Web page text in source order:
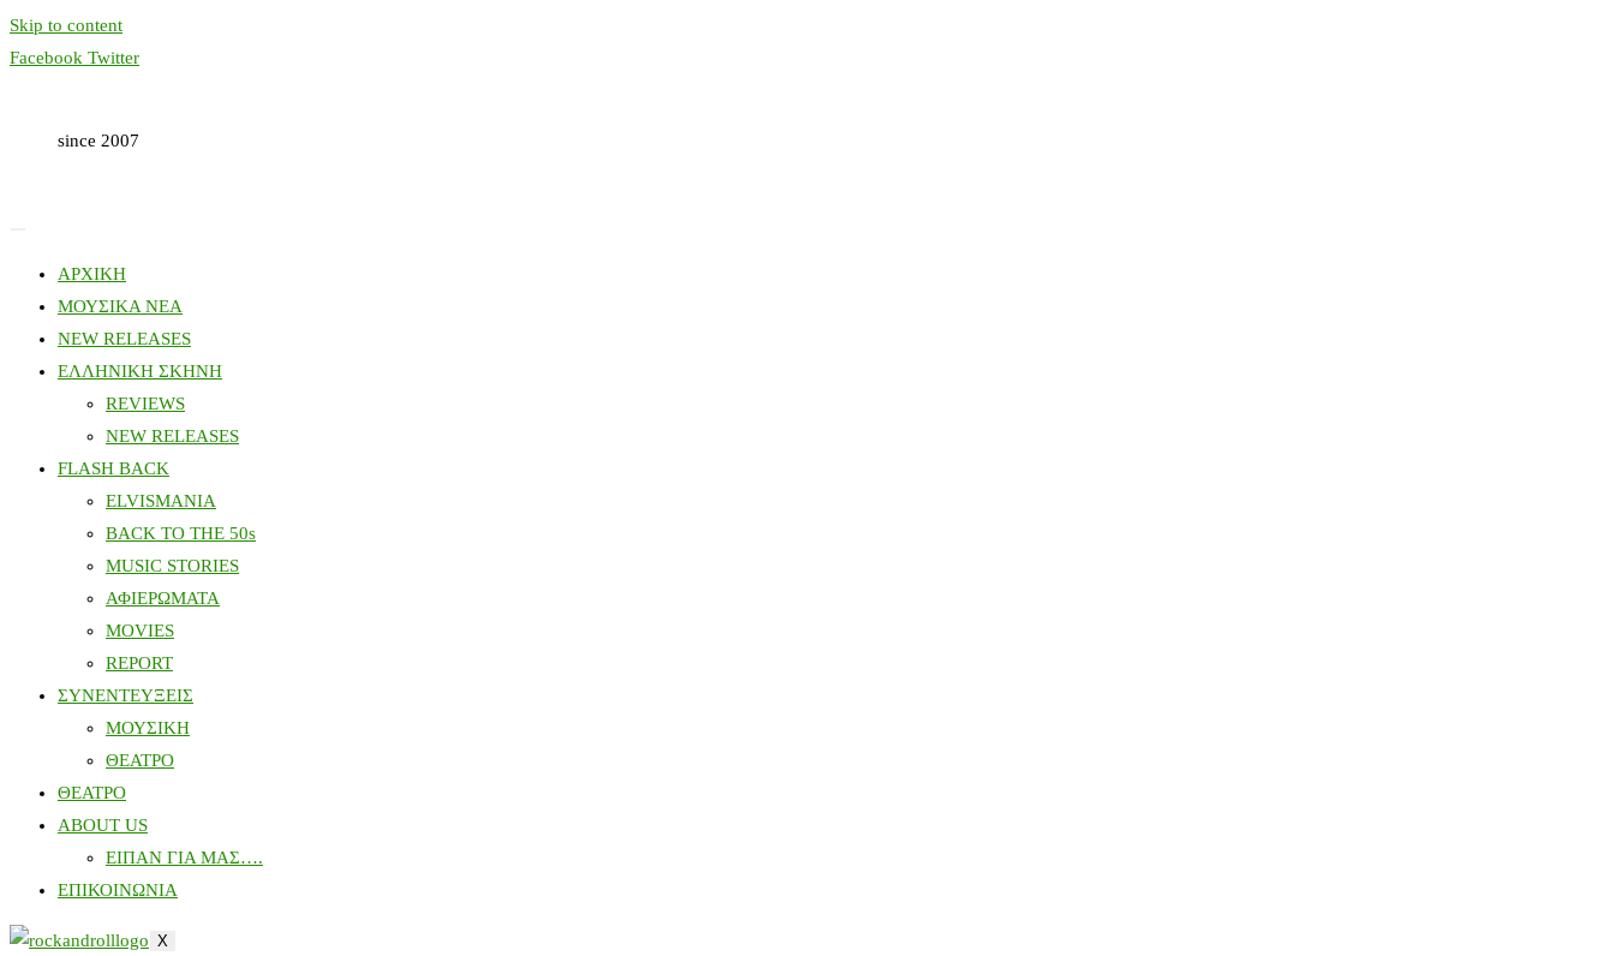
Skip to content
Facebook Twitter
since 2007
ΑΡΧΙΚΗ
ΜΟΥΣΙΚΑ ΝΕΑ
NEW RELEASES
ΕΛΛΗΝΙΚΗ ΣΚΗΝΗ
REVIEWS
NEW RELEASES
FLASH BACK
ELVISMANIA
BACK TO THE 50s
MUSIC STORIES
ΑΦΙΕΡΩΜΑΤΑ
MOVIES
REPORT
ΣΥΝΕΝΤΕΥΞΕΙΣ
ΜΟΥΣΙΚΗ
ΘΕΑΤΡΟ
ΘΕΑΤΡΟ
ABOUT US
ΕΙΠΑΝ ΓΙΑ ΜΑΣ….
ΕΠΙΚΟΙΝΩΝΙΑ
X